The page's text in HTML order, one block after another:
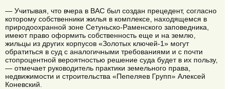
— Учитывая, что вчера в ВАС был создан прецедент, согласно
которому собственники жилья в комплексе, находящемся в
природоохранной зоне Сетуньско-Раменского заповедника,
имеют право оформить собственность еще и на землю,
жильцы из других корпусов «Золотых ключей-1» могут
обратиться в суд с аналогичными требованиями и с почти
стопроцентной вероятностью решение суда будет в их пользу,
— отмечает руководитель практики земельного права,
недвижимости и строительства «Пепеляев Групп» Алексей
Коневский.